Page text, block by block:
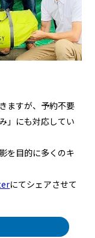
ますが、予約不要
」にも対応してい
を目的に多くのキ
にてシェアさせて